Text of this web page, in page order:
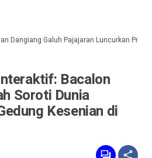
Galuh Pajajaran Luncurkan
Bacalon
Soroti Dunia
Kesenian di